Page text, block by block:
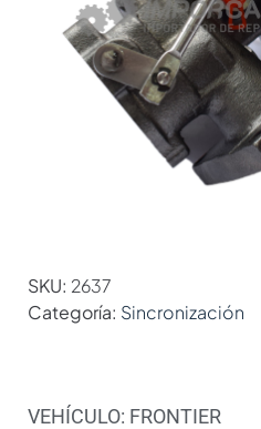
SKU: 2637
Categoría: Sincronización
VEHÍCULO: FRONTIER